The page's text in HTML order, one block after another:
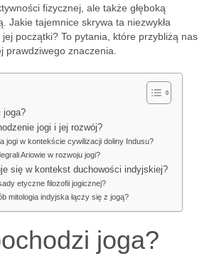
fizycznej, ale także głęboką
Jakie tajemnice skrywa ta niezwykła
jej początki? To pytania, które przybliżą nas
prawdziwego znaczenia.
joga?
jogi i jej rozwój?
jogi w kontekście cywilizacji doliny Indusu?
Ariowie w rozwoju jogi?
się w kontekst duchowości indyjskiej?
etyczne filozofii jogicznej?
mitologia indyjska łączy się z jogą?
joga?